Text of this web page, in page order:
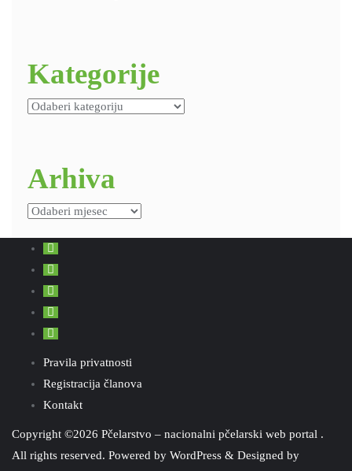
Kategorije
Kategorije
Arhiva
Arhiva
Pravila privatnosti
Registracija članova
Kontakt
Copyright ©2026 Pčelarstvo – nacionalni pčelarski web portal .
All rights reserved. Powered by WordPress & Designed by